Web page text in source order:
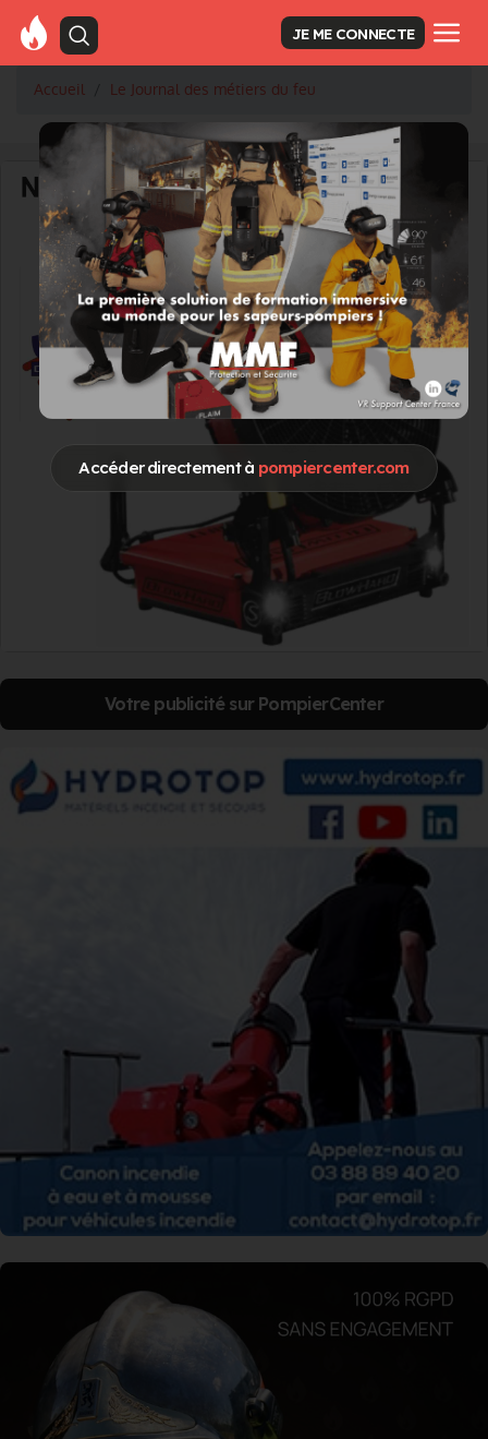
Accéder directement à pompiercenter.com
JE ME CONNECTE
Accueil Le Journal des métiers du feu
Votre publicité sur PompierCenter